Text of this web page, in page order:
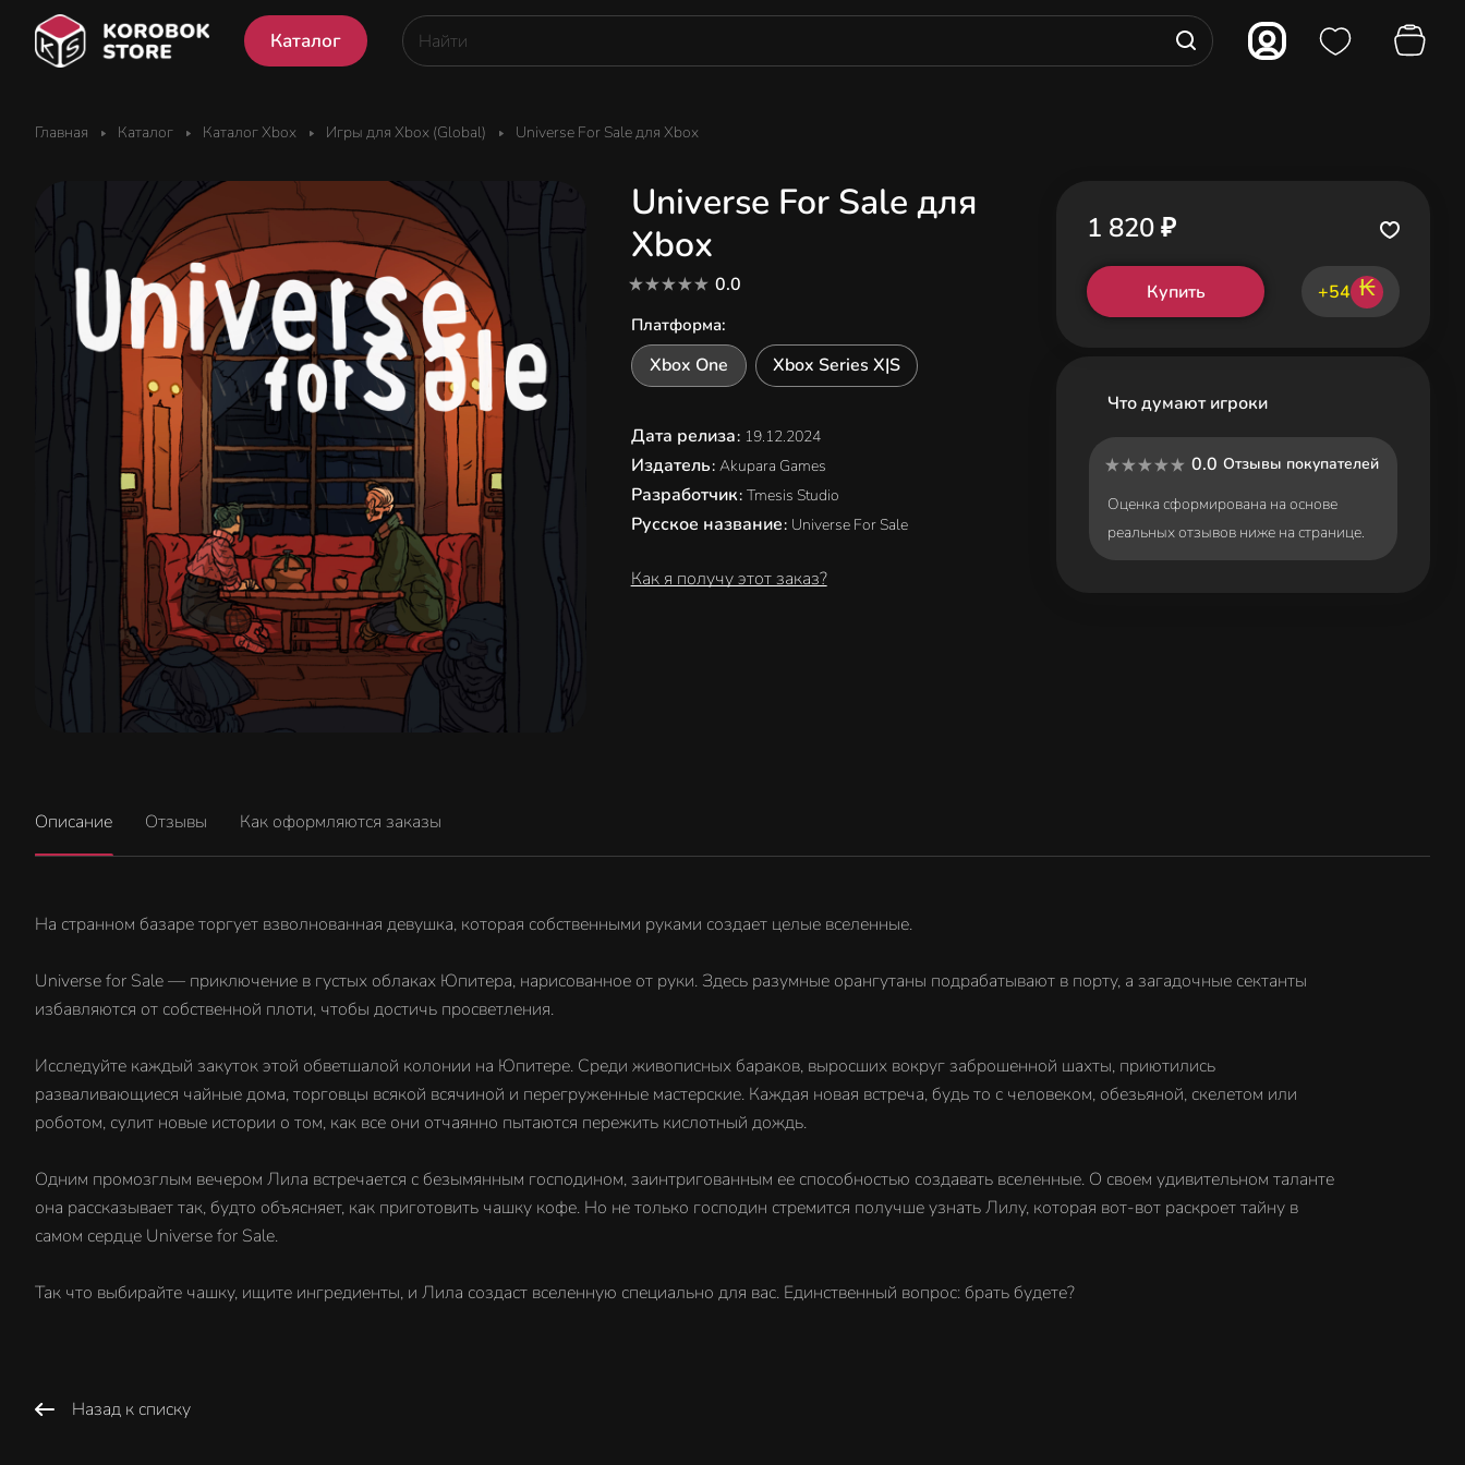
Каталог
Главная Каталог Каталог Xbox Игры для Xbox (Global) Universe For Sale для Xbox
Universe For Sale для
Xbox
0.0
Платформа:
Xbox One Xbox Series X|S
Дата релиза: 19.12.2024
Издатель: Akupara Games
Разработчик: Tmesis Studio
Русское название: Universe For Sale
Как я получу этот заказ?
1 820 ₽
Купить +54 ₭
Что думают игроки
0.0 Отзывы покупателей
Оценка сформирована на основе
реальных отзывов ниже на странице.
Описание Отзывы Как оформляются заказы
На странном базаре торгует взволнованная девушка, которая собственными руками создает целые вселенные.
Universe for Sale — приключение в густых облаках Юпитера, нарисованное от руки. Здесь разумные орангутаны подрабатывают в порту, а загадочные сектанты
избавляются от собственной плоти, чтобы достичь просветления.
Исследуйте каждый закуток этой обветшалой колонии на Юпитере. Среди живописных бараков, выросших вокруг заброшенной шахты, приютились
разваливающиеся чайные дома, торговцы всякой всячиной и перегруженные мастерские. Каждая новая встреча, будь то с человеком, обезьяной, скелетом или
роботом, сулит новые истории о том, как все они отчаянно пытаются пережить кислотный дождь.
Одним промозглым вечером Лила встречается с безымянным господином, заинтригованным ее способностью создавать вселенные. О своем удивительном таланте
она рассказывает так, будто объясняет, как приготовить чашку кофе. Но не только господин стремится получше узнать Лилу, которая вот-вот раскроет тайну в
самом сердце Universe for Sale.
Так что выбирайте чашку, ищите ингредиенты, и Лила создаст вселенную специально для вас. Единственный вопрос: брать будете?
Назад к списку